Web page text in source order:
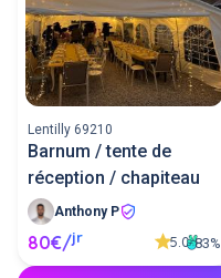
Lentilly 69210
Barnum / tente de
réception / chapiteau
Anthony P
80€/jr 5.0 83%